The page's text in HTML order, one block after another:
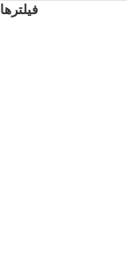
فیلترها